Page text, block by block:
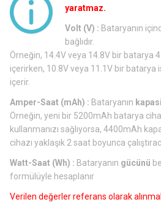
yaratmaz.
Volt (V) : Bataryanın
bağlıdır.
Örneğin, 14.4V veya 14.8V bir batarya
içerirken, 10.8V veya 11.1V bir batarya
içerir.
Amper-Saat (mAh) : Bataryanın
Örneğin, yeni bir 5200mAh batarya
kullanmanızı sağlıyorsa, 4400mAh
cihazı yaklaşık 2 saat boyunca
Watt-Saat (Wh) : Bataryanın gücünü
formülüyle hesaplanır
Verilen değerler referans olarak